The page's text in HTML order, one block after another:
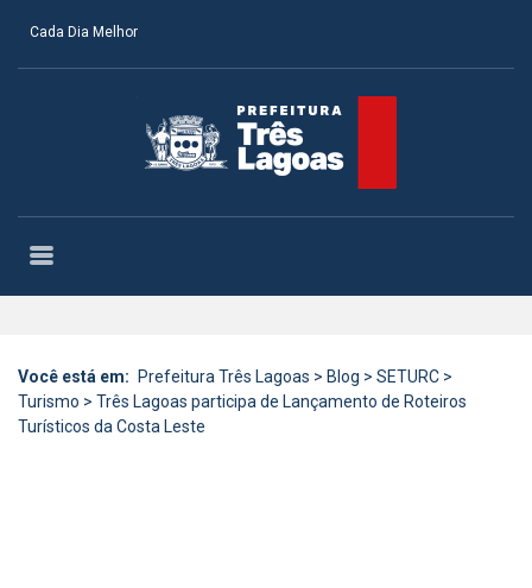
Cada Dia Melhor
Você está em: Prefeitura Três Lagoas > Blog > SETURC >
Turismo > Três Lagoas participa de Lançamento de Roteiros
Turísticos da Costa Leste